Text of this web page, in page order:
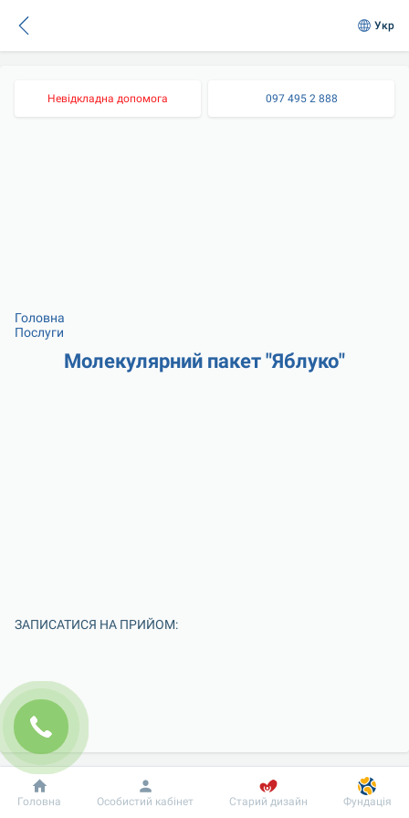
Укр
Невідкладна допомога 097 495 2 888
Головна
Послуги
Молекулярний пакет "Яблуко"
ЗАПИСАТИСЯ НА ПРИЙОМ:
Добробут Інформація Пацієнту
Головна Особистий кабінет Старий дизайн Фундація